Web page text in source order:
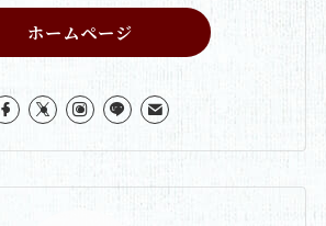
ホームページ